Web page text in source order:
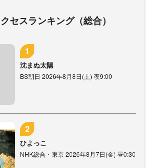
セスランキング（総合）
沈まぬ太陽
BS朝日 2026年8月8日(土) 夜9:00
ひよっこ
NHK総合・東京 2026年8月7日(金) 昼0:30